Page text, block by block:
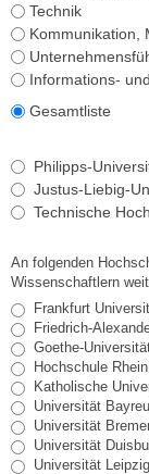
Technik
Kommunikation,
Informations-
Gesamtliste
Philipps-
Justus-Liebig-
Technische
An folgenden
Wissenschaftlern
Frankfurt
Friedrich-
Goethe-
Hochschule
Katholische
Universität
Universität
Universität
Universität Leipzig